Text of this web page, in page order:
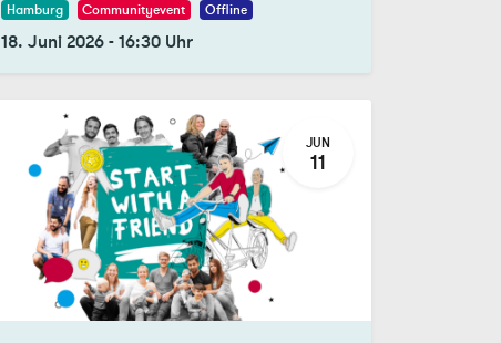
Hamburg Communityevent Offline
18. Juni 2026-16:30 Uhr
JUN
11